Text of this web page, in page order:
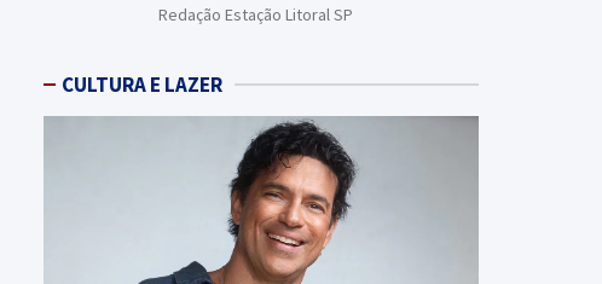
Redação Estação Litoral SP
CULTURA E LAZER